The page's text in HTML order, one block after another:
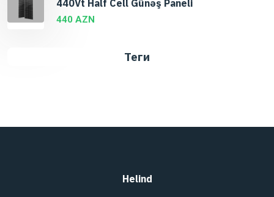
440Vt Half Cell Günəş Paneli
440 AZN
Теги
Helind